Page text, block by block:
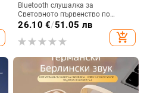
Bluetooth слушалка за
Световното първенство по
футбол — частен модел,
персонализирана, полуин-ушна,
Bluetooth 5.4, обхват 10 м, 4–8 ч
26.10 €/51.05 лв
add_shopping_cart